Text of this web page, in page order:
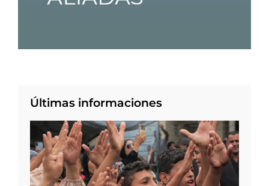
Últimas informaciones